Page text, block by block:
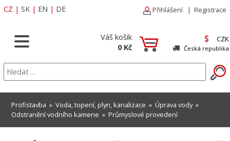
CZ | SK | EN | DE Přihlášení | Registrace
Váš košík
0 Kč
CZK
Česká republika
Profistavba » Voda, topení, plyn, kanalizace » Úprava vody»
Odstranění vodního kamene » Průmyslové provedení